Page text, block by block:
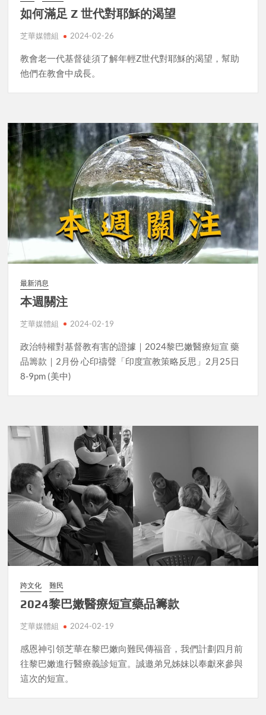
如何滿足 Z 世代對耶穌的渴望
芝華媒體組 2024-02-26
教會老一代基督徒須了解年輕Z世代對耶穌的渴望，幫助
他們在教會中成長。
最新消息
本週關注
芝華媒體組 2024-02-19
政治特權對基督教有害的證據｜2024黎巴嫩醫療短宣 藥
品籌款｜2月份 心印禱聲「印度宣教策略反思」2月25日
8-9pm (美中)
跨文化 難民
2024黎巴嫩醫療短宣藥品籌款
芝華媒體組 2024-02-19
感恩神引領芝華在黎巴嫩向難民傳福音，我們計劃四月前
往黎巴嫩進行醫療義診短宣。誠邀弟兄姊妹以奉獻來參與
這次的短宣。